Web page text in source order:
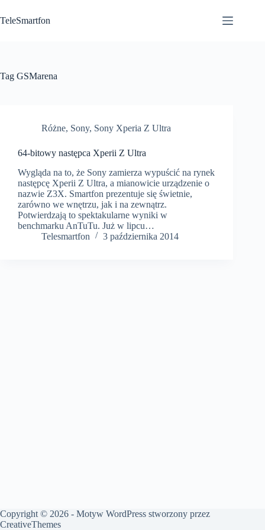
do
treści
TeleSmartfon
Tag GSMarena
Różne, Sony, Sony Xperia Z Ultra
64-bitowy następca Xperii Z Ultra
Wygląda na to, że Sony zamierza wypuścić na rynek
następcę Xperii Z Ultra, a mianowicie urządzenie o
nazwie Z3X. Smartfon prezentuje się świetnie,
zarówno we wnętrzu, jak i na zewnątrz.
Potwierdzają to spektakularne wyniki w
benchmarku AnTuTu. Już w lipcu…
Telesmartfon
3 października 2014
Copyright © 2026 - Motyw WordPress stworzony przez
CreativeThemes